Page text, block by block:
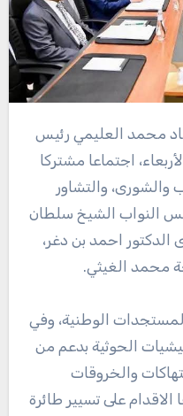
اجتماعا مشتركا
والتشاور
النواب الشيخ سلطان
الدكتور احمد بن دغر،
محمد الغيثي.
الوطنية، وفي
الحوثية بدعم من
والخروقات
الاقدام على تسيير طائرة